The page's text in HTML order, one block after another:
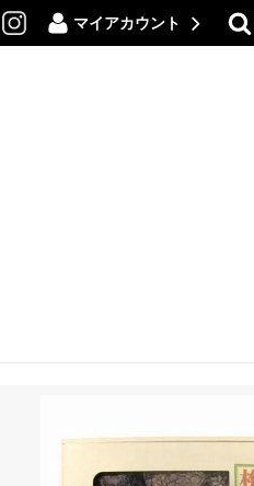
マイアカウント